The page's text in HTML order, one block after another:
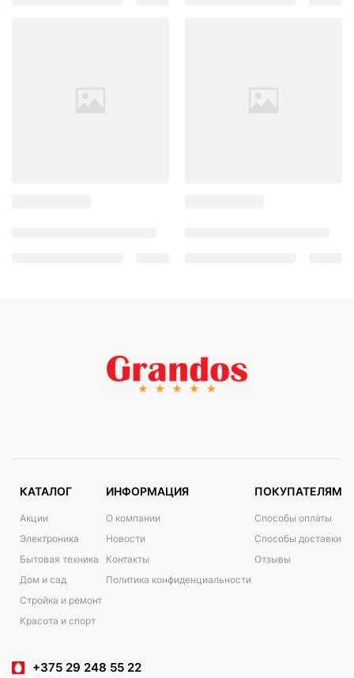
КАТАЛОГ
Акции
Электроника
Бытовая техника
Дом и сад
Стройка и ремонт
Красота и спорт
ИНФОРМАЦИЯ
О компании
Новости
Контакты
Политика конфиденциальности
ПОКУПАТЕЛЯМ
Способы оплаты
Способы доставки
Отзывы
+375 29 248 55 22